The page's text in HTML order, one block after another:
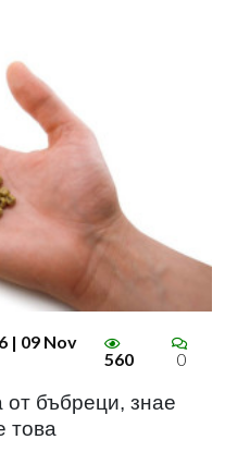
| 09 Nov
560 0
от бъбреци, знае
това